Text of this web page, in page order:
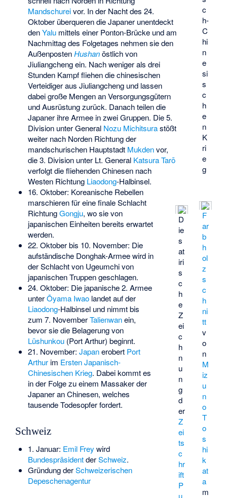
c
h-
C
hi
n
e
si
s
c
h
e
n
K
ri
e
g
F
ar
b
h
ol
z
s
c
h
ni
tt
v
o
n
M
iz
u
n
o
T
o
s
hi
k
at
a
m
D
ie
s
at
iri
s
c
h
e
Z
ei
c
h
n
u
n
g
d
er
Z
ei
ts
c
hr
ift
P
u
Mandschureivor. In der Nacht des 24.
Oktober überqueren die Japaner unentdeckt
denYalumittels einer Ponton-Brücke und am
Nachmittag des Folgetages nehmen sie den
AußenpostenHushanöstlich von
Jiuliangchengein. Nach weniger als drei
Stunden Kampf fliehen die chinesischen
Verteidiger aus Jiuliangcheng und lassen
dabei große Mengen an Versorgungsgütern
und Ausrüstung zurück. Danach teilen die
Japaner ihre Armee in zwei Gruppen. Die 5.
Division unter General Nozu Michitsurastößt
weiter nach Norden Richtung der
mandschurischen Hauptstadt Mukdenvor,
die 3. Division unter Lt. General Katsura Tarō
verfolgt die fliehenden Chinesen nach
Westen Richtung Liaodong-Halbinsel.
16. Oktober: Koreanische Rebellen
marschieren für eine finale Schlacht
RichtungGongju, wo sie von
japanischen Einheiten bereits erwartet
werden.
22. Oktober bis 10. November: Die
aufständische Donghak-Armee wird in
derSchlacht von Ugeumchivon
japanischen Truppen geschlagen.
24. Oktober: Die japanische 2. Armee
unterŌyama Iwaolandet auf der
Liaodong-Halbinsel und nimmt bis
zum 7. NovemberTalienwanein,
bevor sie die Belagerung von
Lüshunkou(Port Arthur) beginnt.
21. November: Japanerobert Port
Arthurim Ersten Japanisch-
Chinesischen Krieg. Dabei kommt es
in der Folge zu einem Massaker der
Japaner an Chinesen, welches
tausende Todesopfer fordert.
Schweiz
1. Januar: Emil Frey wird
BundespräsidentderSchweiz.
Gründung derSchweizerischen
Depeschenagentur